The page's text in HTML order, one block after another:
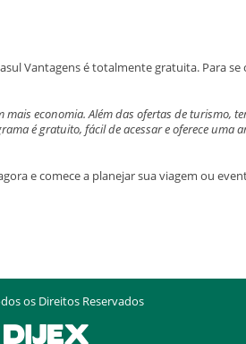
Vantagens é totalmente gratuita. Para
economia. Além das ofertas de turismo,
é gratuito, fácil de acessar e oferece uma
e comece a planejar sua viagem ou
os Direitos Reservados